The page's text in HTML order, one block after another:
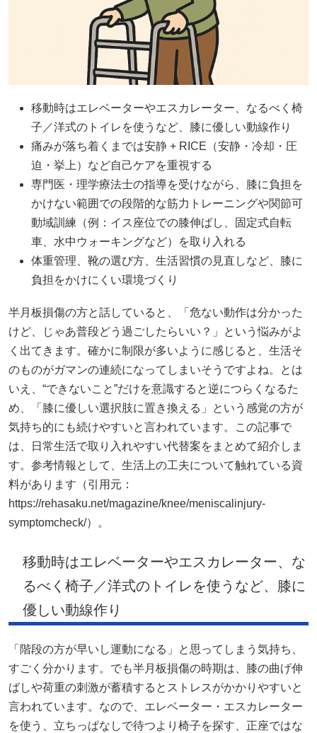
移動時はエレベーターやエスカレーター、なるべく椅
子／洋式のトイレを使うなど、膝に優しい動線作り
痛みが落ち着くまでは安静 + RICE（安静・冷却・圧
迫・挙上）など自己ケアを重視する
専門医・理学療法士の指導を受けながら、膝に負担を
かけない範囲での段階的な筋力トレーニングや関節可
動域訓練（例：イス座位での膝伸ばし、固定式自転
車、水中ウォーキングなど）を取り入れる
体重管理、靴の選び方、生活習慣の見直しなど、膝に
負担をかけにくい環境づくり
半月板損傷の方と話していると、「危ない動作は分かった
けど、じゃあ普段どう過ごしたらいい？」という悩みがよ
く出てきます。確かに制限が多いように感じると、生活そ
のものがガマンの連続になってしまいそうですよね。とは
いえ、“できないこと”だけを意識すると逆につらくなるた
め、「膝に優しい選択肢に置き換える」という感覚の方が
気持ち的にも続けやすいと言われています。この記事で
は、日常生活で取り入れやすい代替案をまとめて紹介しま
す。参考情報として、生活上の工夫について触れている資
料があります（引用元：
https://rehasaku.net/magazine/knee/meniscalinjury-
symptomcheck/）。
移動時はエレベーターやエスカレーター、な
るべく椅子／洋式のトイレを使うなど、膝に
優しい動線作り
「階段の方が早いし運動になる」と思ってしまう気持ち、
すごく分かります。でも半月板損傷の時期は、膝の曲げ伸
ばしや荷重の刺激が蓄積するとストレスがかかりやすいと
言われています。なので、エレベーター・エスカレーター
を使う、立ちっぱなしで待つより椅子を探す、正座ではな